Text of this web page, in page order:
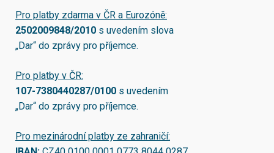
Pro platby zdarma v ČR a Eurozóně:
2502009848/2010 s uvedením slova
„Dar“ do zprávy pro příjemce.
Pro platby v ČR:
107-7380440287/0100 s uvedením
„Dar“ do zprávy pro příjemce.
Pro mezinárodní platby ze zahraničí: